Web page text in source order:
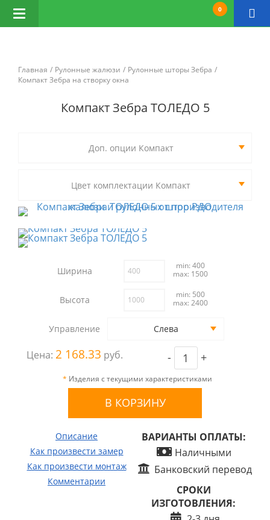
0
Открыть
навигацию
Главная Рулонные жалюзи
Рулонные шторы Зебра
Компакт Зебра на створку окна
Компакт Зебра ТОЛЕДО 5
Доп. опции Компакт
Цвет комплектации Компакт
Ширина
min: 400
max: 1500
Высота
min: 500
max: 2400
Управление Слева
Цена: 2 168.33 руб. - +
* Изделия с текущими характеристиками
Описание
Как произвести замер
Как произвести монтаж
Комментарии
ВАРИАНТЫ ОПЛАТЫ:
Наличными
Банковский перевод
СРОКИ
ИЗГОТОВЛЕНИЯ: